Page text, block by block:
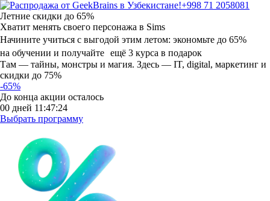
+998 71 2058081
Летние скидки до 65%
Хватит менять своего персонажа в Sims
Начините учиться с выгодой этим летом: экономьте до 65%
на обучении и получайте ещё 3 курса в подарок
Там — тайны, монстры и магия. Здесь — IT, digital, маркетинг и
скидки до 75%
-65%
До конца акции осталось
00 дней 11 :47:23
Выбрать программу